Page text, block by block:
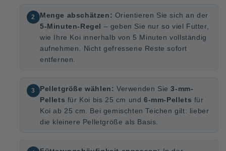
Menge abschätzen: Orientieren Sie sich an der
5-Minuten-Regel – geben Sie nur so viel Futter,
wie Ihre Koi innerhalb von 5 Minuten vollständig
aufnehmen. Nicht gefressene Reste sofort
entfernen.
Pelletgröße wählen: Verwenden Sie3-mm-
Pellets für Koi bis 25 cm und6-mm-Pellets für
Koi ab 25 cm. Bei gemischten Teichen gilt: lieber
die kleinere Pelletgröße als Basis.